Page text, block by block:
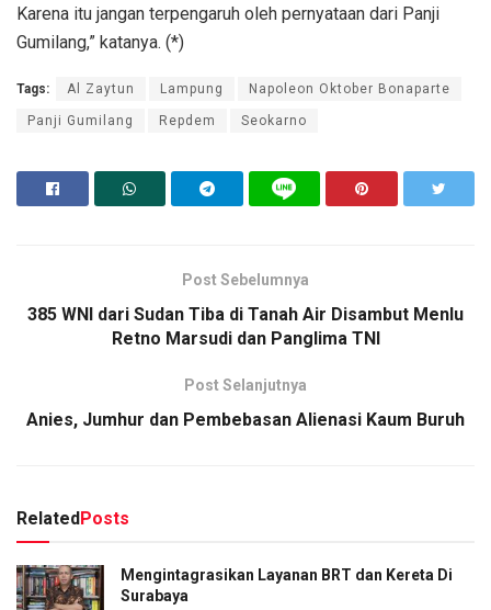
Karena itu jangan terpengaruh oleh pernyataan dari Panji
Gumilang,” katanya. (*)
Tags: Al Zaytun Lampung Napoleon Oktober Bonaparte
Panji Gumilang Repdem Seokarno
Post Sebelumnya
385 WNI dari Sudan Tiba di Tanah Air Disambut Menlu
Retno Marsudi dan Panglima TNI
Post Selanjutnya
Anies, Jumhur dan Pembebasan Alienasi Kaum Buruh
RelatedPosts
Mengintagrasikan Layanan BRT dan Kereta Di
Surabaya